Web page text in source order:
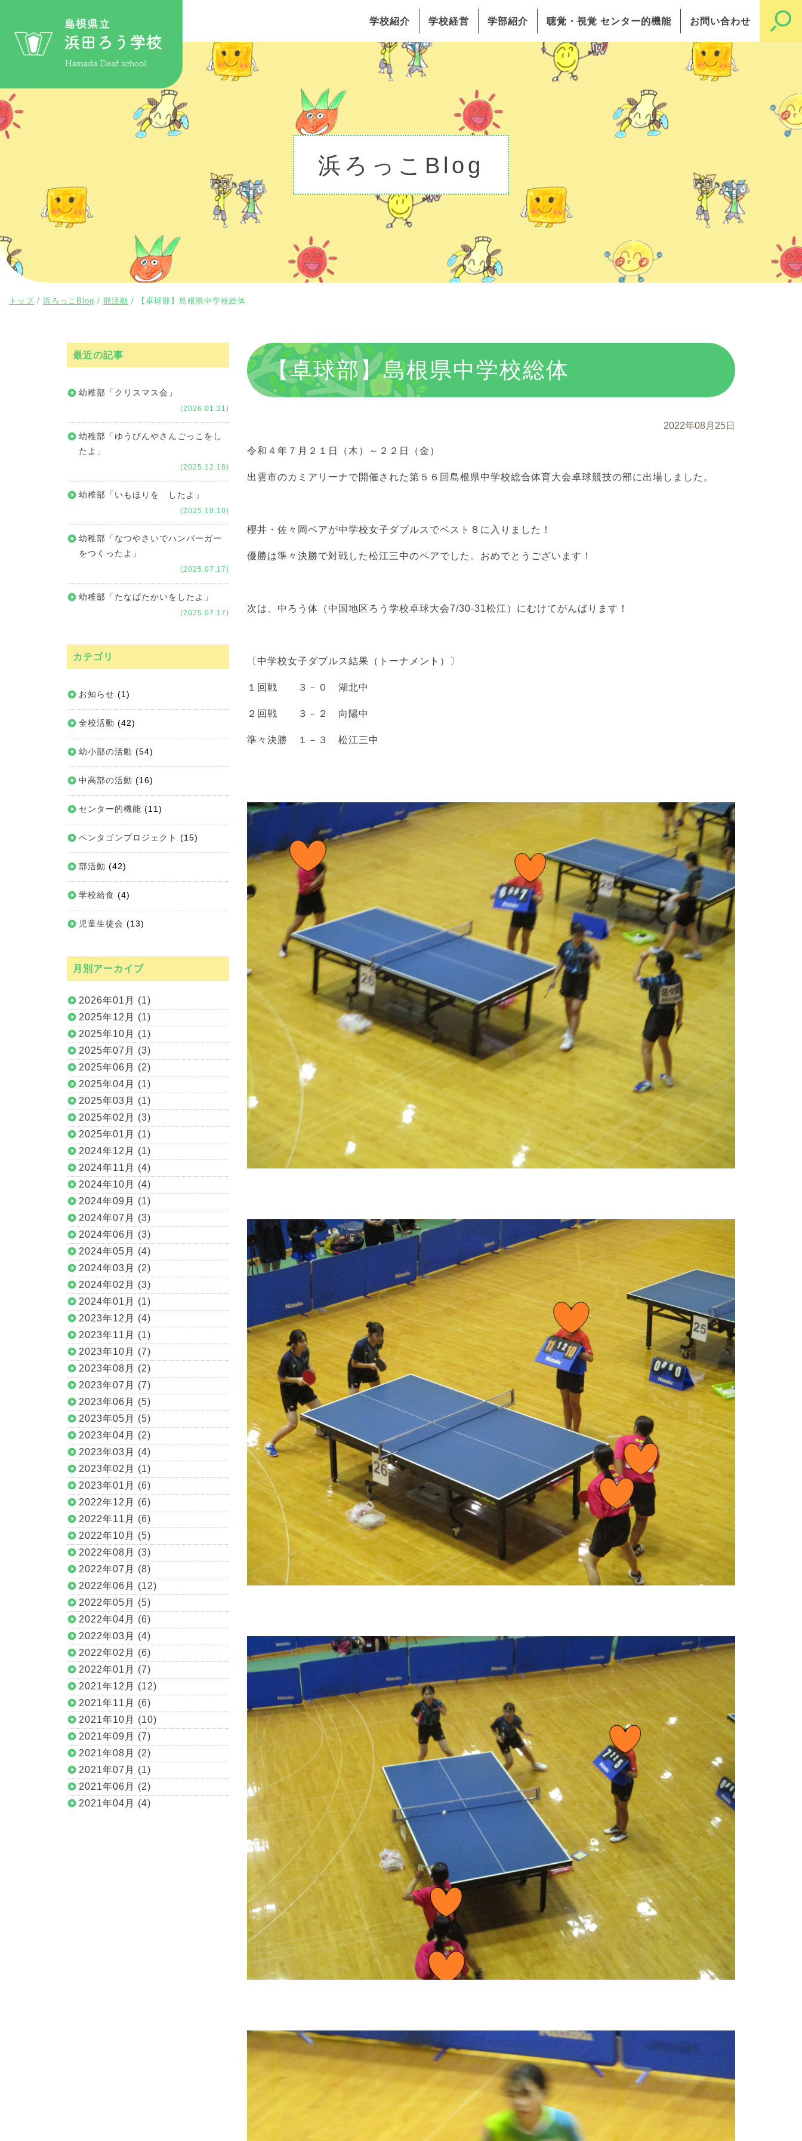
学校紹介
学校経営 学部紹介 聴覚・視覚 センター的機能 お問い合わせ
浜ろっこBlog
現
トップ / 浜ろっこBlog / 部活動 / 【卓球部】島根県中学校総体
【卓球部】島根県中学校総体
2022年08月25日
令和４年７月２１日（木）～２２日（金）
出雲市のカミアリーナで開催された第５６回島根県中学校総合体育大会卓球競技の部に出場しました。
櫻井・佐々岡ペアが中学校女子ダブルスでベスト８に入りました！
優勝は準々決勝で対戦した松江三中のペアでした。おめでとうございます！
次は、中ろう体（中国地区ろう学校卓球大会7/30-31松江）にむけてがんばります！
〔中学校女子ダブルス結果（トーナメント）〕
１回戦 ３－０ 湖北中
２回戦 ３－２ 向陽中
準々決勝 １－３ 松江三中
最近の記事
幼稚部「クリスマス会」
(2026.01.21)
幼稚部「ゆうびんやさんごっこをし
たよ」
(2025.12.18)
幼稚部「いもほりを したよ」
(2025.10.10)
幼稚部「なつやさいでハンバーガー
をつくったよ」
(2025.07.17)
幼稚部「たなばたかいをしたよ」
(2025.07.17)
カテゴリ
お知らせ (1)
全校活動 (42)
幼小部の活動 (54)
中高部の活動 (16)
センター的機能 (11)
ペンタゴンプロジェクト (15)
部活動 (42)
学校給食 (4)
児童生徒会 (13)
月別アーカイブ
2026年01月 (1)
2025年12月 (1)
2025年10月 (1)
2025年07月 (3)
2025年06月 (2)
2025年04月 (1)
2025年03月 (1)
2025年02月 (3)
2025年01月 (1)
2024年12月 (1)
2024年11月 (4)
2024年10月 (4)
2024年09月 (1)
2024年07月 (3)
2024年06月 (3)
2024年05月 (4)
2024年03月 (2)
2024年02月 (3)
2024年01月 (1)
2023年12月 (4)
2023年11月 (1)
2023年10月 (7)
2023年08月 (2)
2023年07月 (7)
2023年06月 (5)
2023年05月 (5)
2023年04月 (2)
2023年03月 (4)
2023年02月 (1)
2023年01月 (6)
2022年12月 (6)
2022年11月 (6)
2022年10月 (5)
2022年08月 (3)
2022年07月 (8)
2022年06月 (12)
2022年05月 (5)
2022年04月 (6)
2022年03月 (4)
2022年02月 (6)
2022年01月 (7)
2021年12月 (12)
2021年11月 (6)
2021年10月 (10)
2021年09月 (7)
2021年08月 (2)
2021年07月 (1)
2021年06月 (2)
2021年04月 (4)